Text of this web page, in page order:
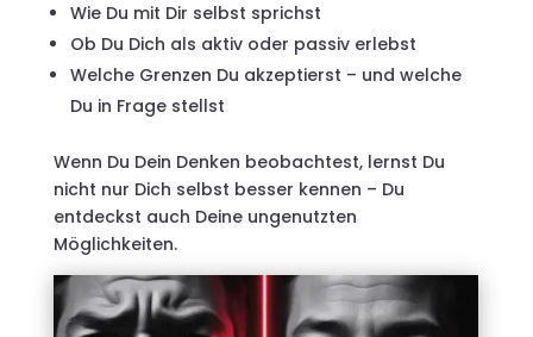
Wie Du mit Dir selbst sprichst
Ob Du Dich als aktiv oder passiv erlebst
Welche Grenzen Du akzeptierst – und welche
Du in Frage stellst
Wenn Du Dein Denken beobachtest, lernst Du
nicht nur Dich selbst besser kennen – Du
entdeckst auch Deine ungenutzten
Möglichkeiten.